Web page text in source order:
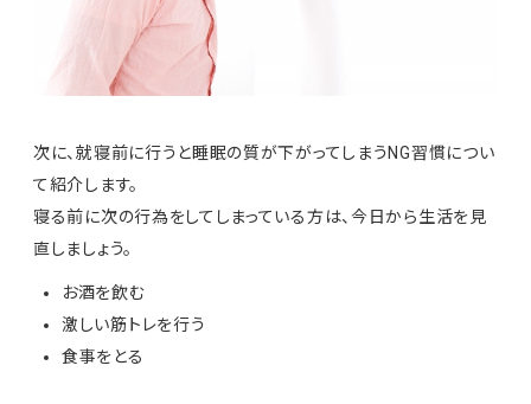
次に、就寝前に行うと睡眠の質が下がってしまうNG習慣につい
て紹介します。
寝る前に次の行為をしてしまっている方は、今日から生活を見
直しましょう。
お酒を飲む
激しい筋トレを行う
食事をとる